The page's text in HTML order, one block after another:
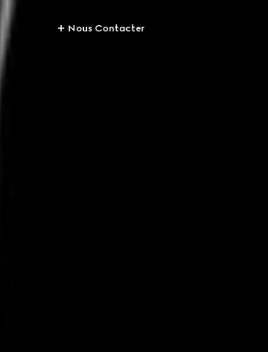
Nous Contacter